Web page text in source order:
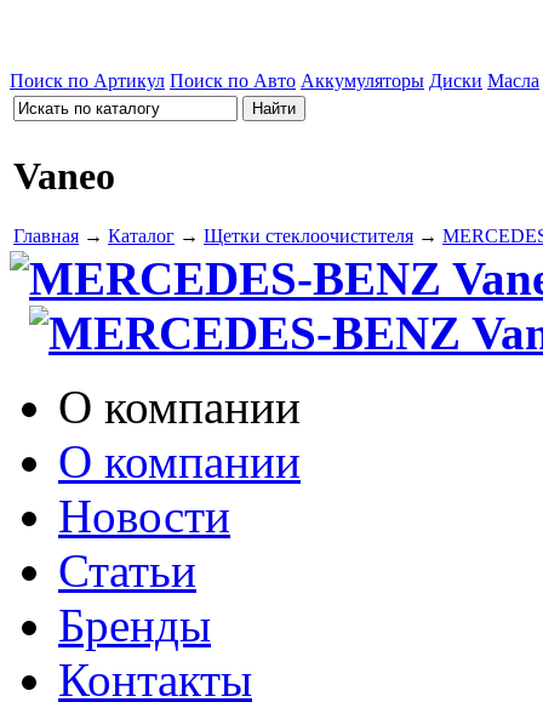
Поиск по Артикул Поиск по Авто Аккумуляторы Диски Масла
Vaneo
Главная → Каталог → Щетки стеклоочистителя →
MERCEDES-BENZ
MERCEDES-BENZ
О компании
О компании
Новости
Статьи
Бренды
Контакты